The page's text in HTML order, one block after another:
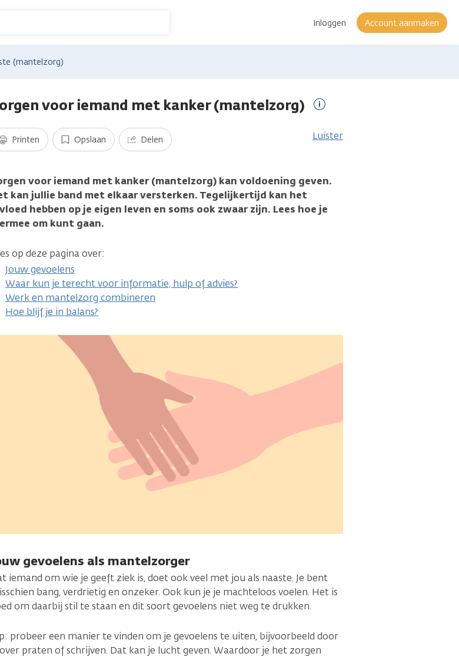
Inloggen Account aanmaken
(mantelzorg)
voor iemand met kanker (mantelzorg)
informatie
Printen Opslaan Delen Luister
voor iemand met kanker (mantelzorg) kan voldoening geven.
kan jullie band met elkaar versterken. Tegelijkertijd kan het
hebben op je eigen leven en soms ook zwaar zijn. Lees hoe je
om kunt gaan.
op deze pagina over:
Jouw gevoelens
Waar kun je terecht voor informatie, hulp of advies?
Werk en mantelzorg combineren
Hoe blijf je in balans?
gevoelens als mantelzorger
iemand om wie je geeft ziek is, doet ook veel met jou als naaste. Je bent
bang, verdrietig en onzeker. Ook kun je je machteloos voelen. Het is
om daarbij stil te staan en dit soort gevoelens niet weg te drukken.
probeer een manier te vinden om je gevoelens te uiten, bijvoorbeeld door
praten of schrijven. Dat kan je lucht geven. Waardoor je het zorgen